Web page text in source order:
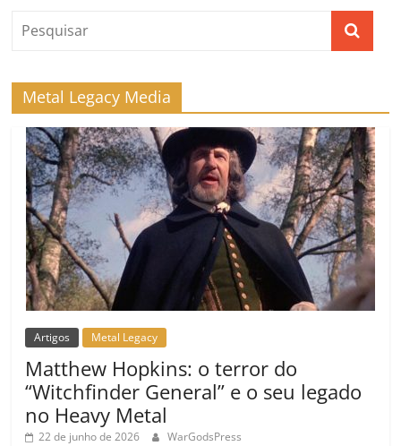
Metal Legacy Media
Artigos Metal Legacy
Matthew Hopkins: o terror do
“Witchfinder General” e o seu legado
no Heavy Metal
22 de junho de 2026 WarGodsPress